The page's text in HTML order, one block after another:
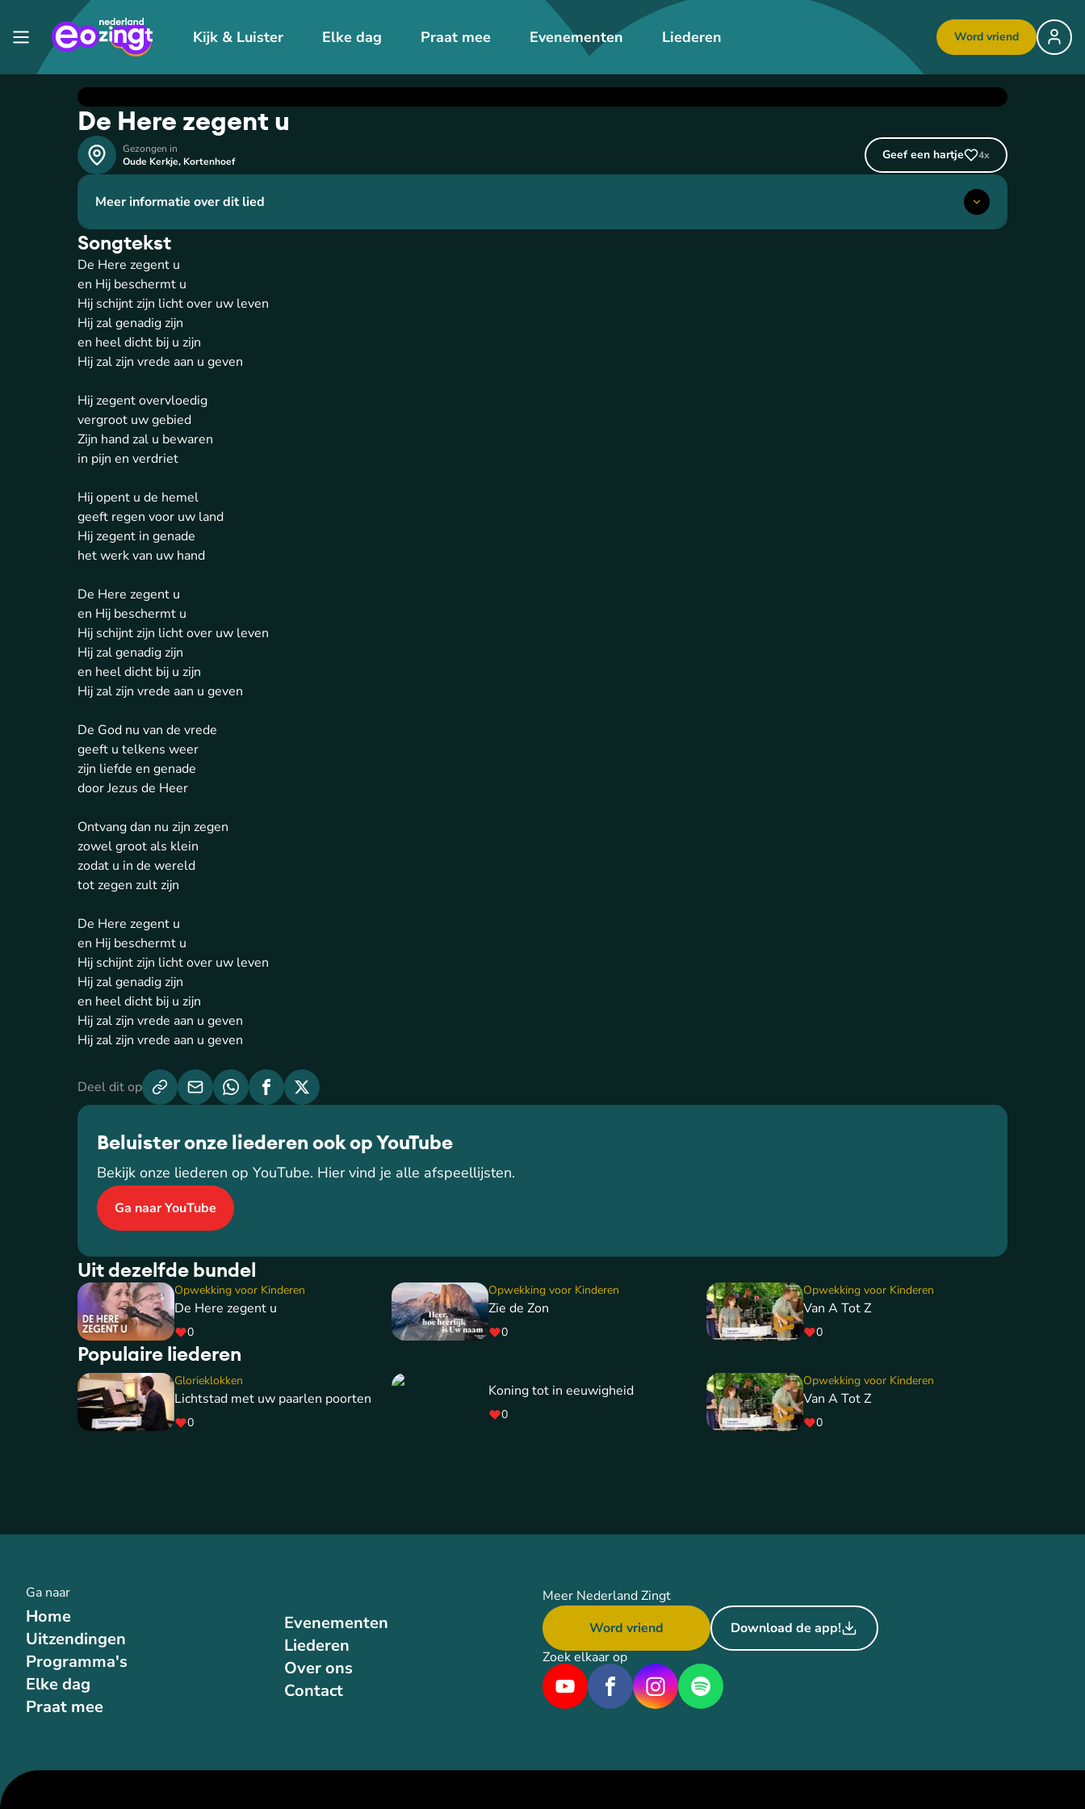
Kijk & Luister Elke dag Praat mee Evenementen Liederen Word vriend
De Here zegent u
Gezongen in
Oude Kerkje, Kortenhoef Geef een hartje 4x
Meer informatie over dit lied
Songtekst
De Here zegent u
en Hij beschermt u
Hij schijnt zijn licht over uw leven
Hij zal genadig zijn
en heel dicht bij u zijn
Hij zal zijn vrede aan u geven
Hij zegent overvloedig
vergroot uw gebied
Zijn hand zal u bewaren
in pijn en verdriet
Hij opent u de hemel
geeft regen voor uw land
Hij zegent in genade
het werk van uw hand
De Here zegent u
en Hij beschermt u
Hij schijnt zijn licht over uw leven
Hij zal genadig zijn
en heel dicht bij u zijn
Hij zal zijn vrede aan u geven
De God nu van de vrede
geeft u telkens weer
zijn liefde en genade
door Jezus de Heer
Ontvang dan nu zijn zegen
zowel groot als klein
zodat u in de wereld
tot zegen zult zijn
De Here zegent u
en Hij beschermt u
Hij schijnt zijn licht over uw leven
Hij zal genadig zijn
en heel dicht bij u zijn
Hij zal zijn vrede aan u geven
Hij zal zijn vrede aan u geven
Deel dit op
Beluister onze liederen ook op YouTube
Bekijk onze liederen op YouTube. Hier vind je alle afspeellijsten.
Ga naar YouTube
Uit dezelfde bundel
Opwekking voor Kinderen
De Here zegent u
0
Opwekking voor Kinderen
Zie de Zon
0
Opwekking voor Kinderen
Van A Tot Z
0
Populaire liederen
Glorieklokken
Lichtstad met uw paarlen poorten
0
Koning tot in eeuwigheid
0
Opwekking voor Kinderen
Van A Tot Z
0
Ga naar
Home
Uitzendingen
Programma's
Elke dag
Praat mee
Evenementen
Liederen
Over ons
Contact
Meer Nederland Zingt
Word vriend
Download de app!
Zoek elkaar op